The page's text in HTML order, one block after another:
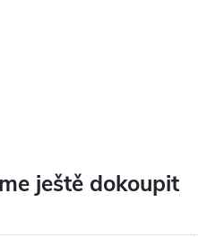
ještě dokoupit